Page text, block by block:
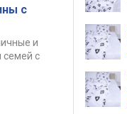
с
и
семей с